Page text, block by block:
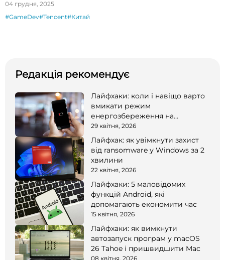
04 грудня, 2025
#GameDev#Tencent#Китай
Редакція рекомендує
Лайфхаки: коли і навіщо варто
вмикати режим
енергозбереження на
смартфоні
29 квітня, 2026
Лайфхак: як увімкнути захист
від ransomware у Windows за 2
хвилини
22 квітня, 2026
Лайфхаки: 5 маловідомих
функцій Android, які
допомагають економити час
15 квітня, 2026
Лайфхаки: як вимкнути
автозапуск програм у macOS
26 Tahoe і пришвидшити Mac
08 квітня, 2026